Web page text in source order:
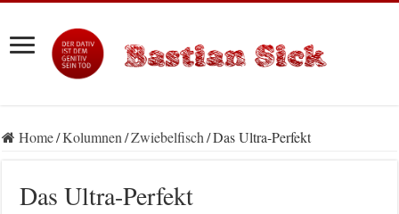
Home/Kolumnen/Zwiebelfisch/Das Ultra-Perfekt
Das Ultra-Perfekt